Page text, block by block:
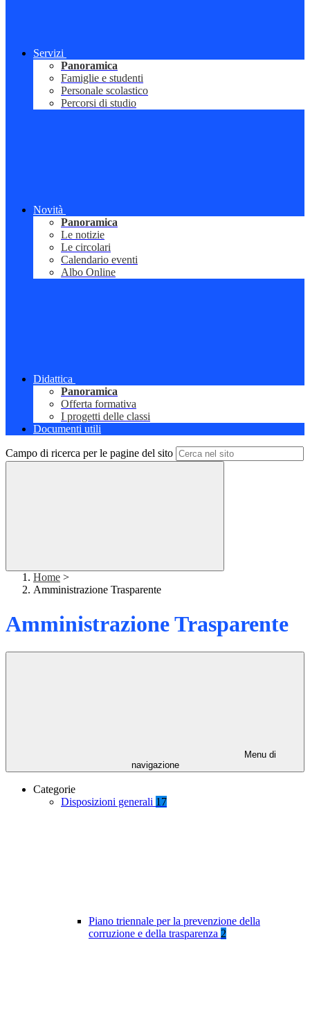
Servizi
Panoramica
Famiglie e studenti
Personale scolastico
Percorsi di studio
Novità
Panoramica
Le notizie
Le circolari
Calendario eventi
Albo Online
Didattica
Panoramica
Offerta formativa
I progetti delle classi
Documenti utili
Campo di ricerca per le pagine del sito
Home >
Amministrazione Trasparente
Amministrazione Trasparente
Menu di
navigazione
Categorie
Disposizioni generali 17
Piano triennale per la prevenzione della
corruzione e della trasparenza 2